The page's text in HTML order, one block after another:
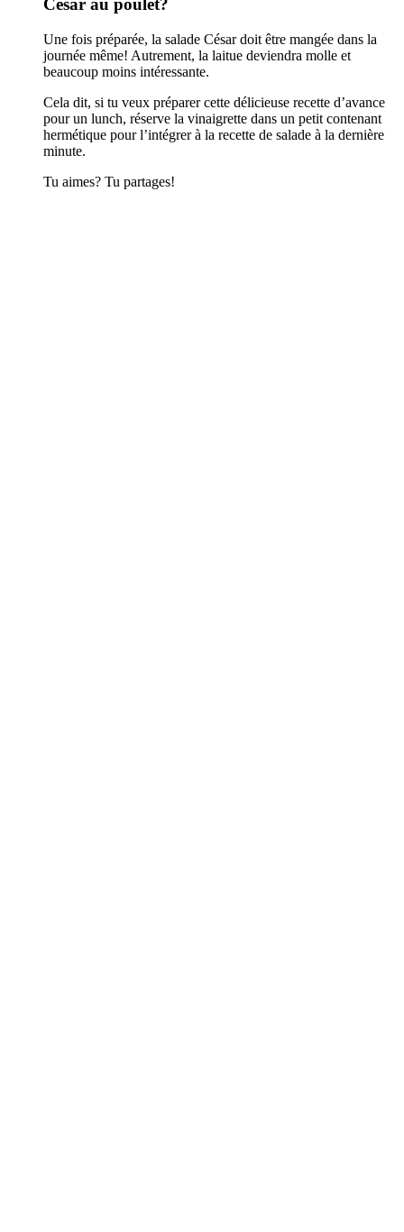
César au poulet?
Une fois préparée, la salade César doit être mangée dans la
journée même! Autrement, la laitue deviendra molle et
beaucoup moins intéressante.
Cela dit, si tu veux préparer cette délicieuse recette d’avance
pour un lunch, réserve la vinaigrette dans un petit contenant
hermétique pour l’intégrer à la recette de salade à la dernière
minute.
Tu aimes? Tu partages!